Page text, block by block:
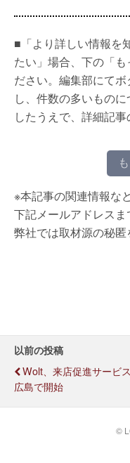
■「より詳しい情報を
たい」場合、下の「
ださい。編集部にて
し、件数の多いもの
したうえで、詳細記事
※本記事の関連情報な
下記メールアドレスま
弊社では取材源の秘匿
以前の投稿
Wolt、来店促進サービ
広島で開始
©